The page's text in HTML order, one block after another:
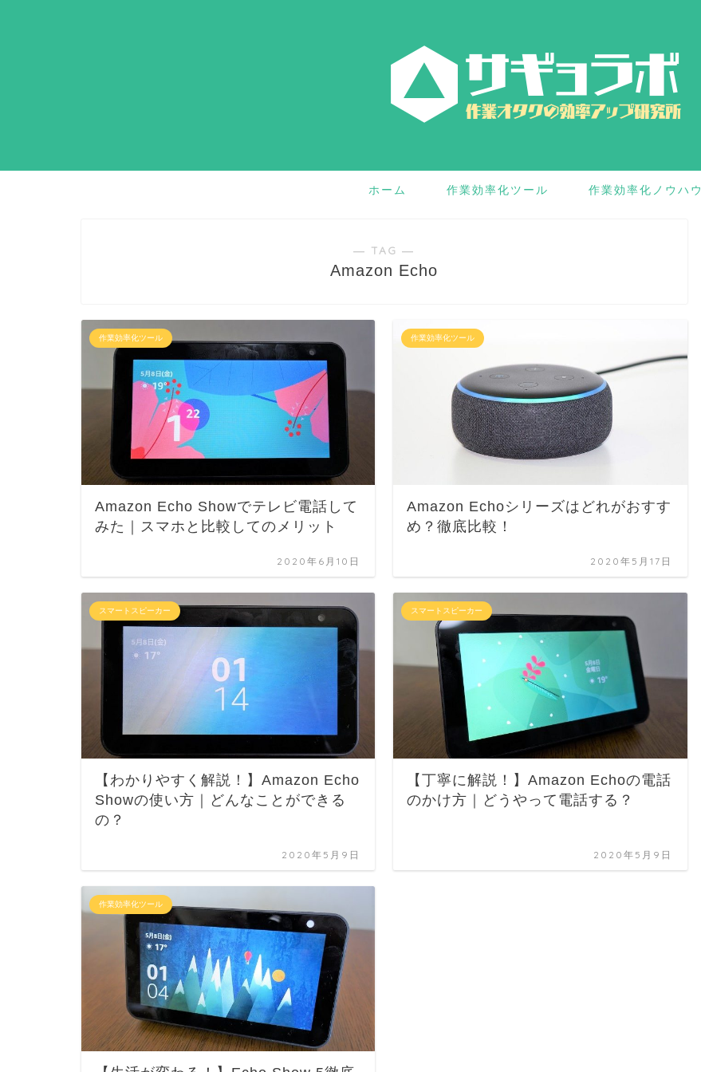
ホーム 作業効率化ツール 作業効率化ノウハウ
― TAG ―
Amazon Echo
作業効率化ツール
Amazon Echo Showでテレビ電話して
みた｜スマホと比較してのメリット
2020年6月10日
作業効率化ツール
Amazon Echoシリーズはどれがおすす
め？徹底比較！
2020年5月17日
スマートスピーカー
【わかりやすく解説！】Amazon Echo
Showの使い方｜どんなことができる
の？
2020年5月9日
スマートスピーカー
【丁寧に解説！】Amazon Echoの電話
のかけ方｜どうやって電話する？
2020年5月9日
作業効率化ツール